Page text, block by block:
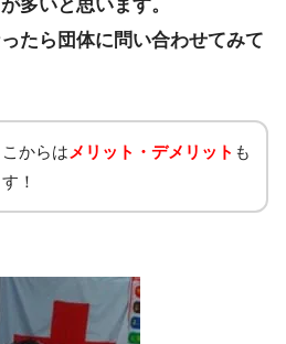
多いと思います。
たら団体に問い合わせてみて
からは メリット・デメリット も
！